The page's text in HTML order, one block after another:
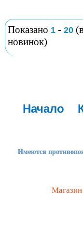
Показано 1 - 20
новинок)
Начало
Имеются